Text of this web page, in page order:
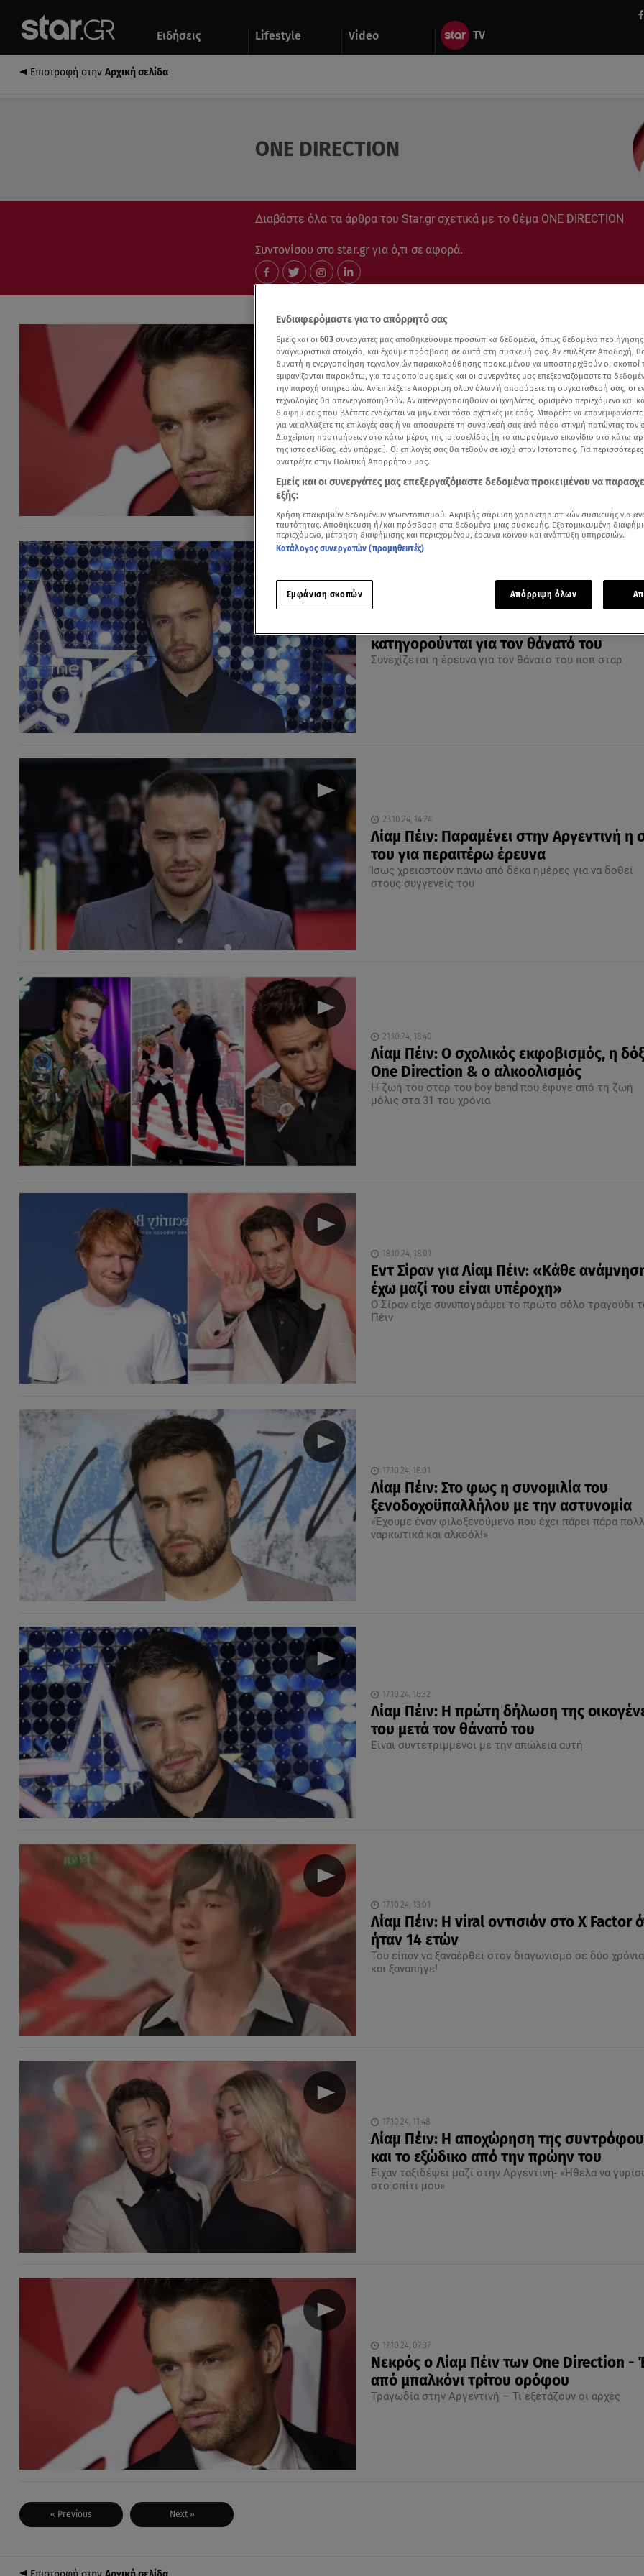
Ειδήσεις Lifestyle Video
Αυτοκίνητο
Επιστροφή στην Αρχική σελίδα
ONE DIRECTION
Διαβάστε όλα τα άρθρα του Star.gr σχετικά με το θέμα ONE DIRECTION
Συντονίσου στο star.gr για ό,τι σε αφορά.
30.12.24, 13:03
Λίαμ Πέιν: Πέντε άτομα κατηγορούνται
θάνατο του ποπ σταρ
Υπό κράτηση οι υπάλληλοι του ξενοδοχείου που του
έδωσαν κοκαΐνη
κατηγορούνται για τον θάνατό του
Συνεχίζεται η έρευνα για τον θάνατο του ποπ σταρ
23.10.24, 14:24
Λίαμ Πέιν: Παραμένει στην Αργεντινή η
του για περαιτέρω έρευνα
Ίσως χρειαστούν πάνω από δέκα ημέρες για να δοθεί
στους συγγενείς του
21.10.24, 18:40
Λίαμ Πέιν: Ο σχολικός εκφοβισμός, η
One Direction & ο αλκοολισμός
Η ζωή του σταρ του boy band που έφυγε από τη ζωή
μόλις στα 31 του χρόνια
18.10.24, 18:01
Εντ Σίραν για Λίαμ Πέιν: «Κάθε
έχω μαζί του είναι υπέροχη»
Ο Σίραν είχε συνυπογράψει το πρώτο σόλο τραγούδι
Πέιν
17.10.24, 18:01
Λίαμ Πέιν: Στο φως η συνομιλία του
ξενοδοχοϋπαλλήλου με την αστυνομία
«Έχουμε έναν φιλοξενούμενο που έχει πάρει πάρα
ναρκωτικά και αλκοόλ!»
17.10.24, 16:32
Λίαμ Πέιν: Η πρώτη δήλωση της
του μετά τον θάνατό του
Είναι συντετριμμένοι με την απώλεια αυτή
17.10.24, 13:01
Λίαμ Πέιν: Η viral οντισιόν στο X Factor
ήταν 14 ετών
Του είπαν να ξαναέρθει στον διαγωνισμό σε δύο χρόνια
και ξαναπήγε!
17.10.24, 11:48
Λίαμ Πέιν: H αποχώρηση της
και το εξώδικο από την πρώην του
Είχαν ταξιδέψει μαζί στην Αργεντινή- «Ήθελα να
στο σπίτι μου»
17.10.24, 07:37
Νεκρός ο Λίαμ Πέιν των One Direction -
από μπαλκόνι τρίτου ορόφου
Τραγωδία στην Αργεντινή – Τι εξετάζουν οι αρχές
« Previous Next »
Ενδιαφερόμαστε για το απόρρητό σας
Εμείς και οι 603 συνεργάτες μας αποθηκεύουμε προσωπικά δεδομένα, όπως δεδομένα
αναγνωριστικά στοιχεία, και έχουμε πρόσβαση σε αυτά στη συσκευή σας. Αν επιλέξετε Αποδοχή,
δυνατή η ενεργοποίηση τεχνολογιών παρακολούθησης προκειμένου να υποστηριχθούν οι σκοποί
εμφανίζονται παρακάτω, για τους οποίους εμείς και οι συνεργάτες μας επεξεργαζόμαστε τα
την παροχή υπηρεσιών. Αν επιλέξετε Απόρριψη όλων όλων ή αποσύρετε τη συγκατάθεσή σας, οι
τεχνολογίες θα απενεργοποιηθούν. Αν απενεργοποιηθούν οι ιχνηλάτες, ορισμένο περιεχόμενο και
διαφημίσεις που βλέπετε ενδέχεται να μην είναι τόσο σχετικές με εσάς. Μπορείτε να
για να αλλάξετε τις επιλογές σας ή να αποσύρετε τη συναίνεσή σας ανά πάσα στιγμή πατώντας τον
Διαχείριση προτιμήσεων στο κάτω μέρος της ιστοσελίδας [ή το αιωρούμενο εικονίδιο στο κάτω
της ιστοσελίδας, εάν υπάρχει]. Οι επιλογές σας θα τεθούν σε ισχύ στον Ιστότοπος. Για
ανατρέξτε στην Πολιτική Απορρήτου μας.
Εμείς και οι συνεργάτες μας επεξεργαζόμαστε δεδομένα προκειμένου να
εξής:
Χρήση επακριβών δεδομένων γεωεντοπισμού. Ακριβής σάρωση χαρακτηριστικών συσκευής για
ταυτότητας. Αποθήκευση ή/και πρόσβαση στα δεδομένα μιας συσκευής. Εξατομικευμένη
περιεχόμενο, μέτρηση διαφήμισης και περιεχομένου, έρευνα κοινού και ανάπτυξη υπηρεσιών.
Κατάλογος συνεργατών (προμηθευτές)
Εμφάνιση σκοπών Απόρριψη όλων